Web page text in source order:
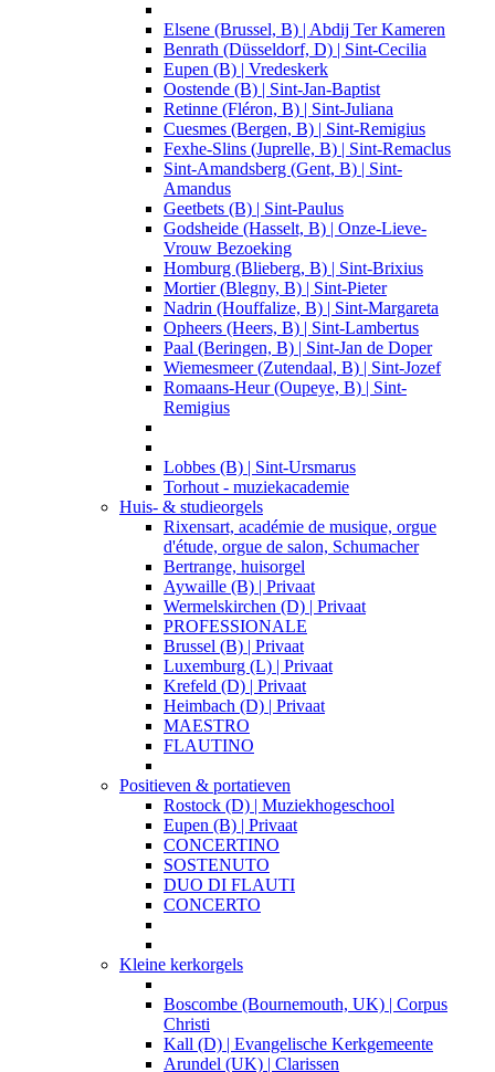
Elsene (Brussel, B) | Abdij Ter Kameren
Benrath (Düsseldorf, D) | Sint-Cecilia
Eupen (B) | Vredeskerk
Oostende (B) | Sint-Jan-Baptist
Retinne (Fléron, B) | Sint-Juliana
Cuesmes (Bergen, B) | Sint-Remigius
Fexhe-Slins (Juprelle, B) | Sint-Remaclus
Sint-Amandsberg (Gent, B) | Sint-
Amandus
Geetbets (B) | Sint-Paulus
Godsheide (Hasselt, B) | Onze-Lieve-
Vrouw Bezoeking
Homburg (Blieberg, B) | Sint-Brixius
Mortier (Blegny, B) | Sint-Pieter
Nadrin (Houffalize, B) | Sint-Margareta
Opheers (Heers, B) | Sint-Lambertus
Paal (Beringen, B) | Sint-Jan de Doper
Wiemesmeer (Zutendaal, B) | Sint-Jozef
Romaans-Heur (Oupeye, B) | Sint-
Remigius
Lobbes (B) | Sint-Ursmarus
Torhout - muziekacademie
Huis- & studieorgels
Rixensart, académie de musique, orgue
d'étude, orgue de salon, Schumacher
Bertrange, huisorgel
Aywaille (B) | Privaat
Wermelskirchen (D) | Privaat
PROFESSIONALE
Brussel (B) | Privaat
Luxemburg (L) | Privaat
Krefeld (D) | Privaat
Heimbach (D) | Privaat
MAESTRO
FLAUTINO
Positieven & portatieven
Rostock (D) | Muziekhogeschool
Eupen (B) | Privaat
CONCERTINO
SOSTENUTO
DUO DI FLAUTI
CONCERTO
Kleine kerkorgels
Boscombe (Bournemouth, UK) | Corpus
Christi
Kall (D) | Evangelische Kerkgemeente
Arundel (UK) | Clarissen